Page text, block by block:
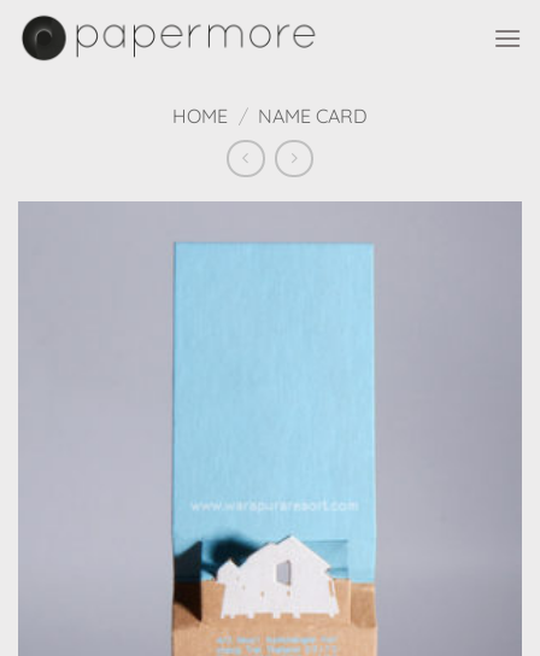
Skip
HOME / NAME CARD